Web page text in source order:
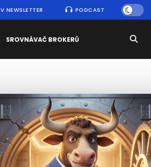
NEWSLETTER PODCAST
SROVNÁVAČ BROKERŮ
zprávy